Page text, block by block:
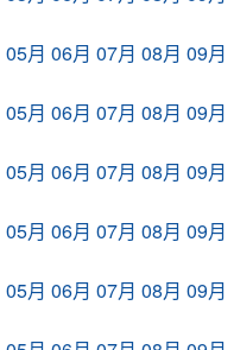
05月 06月 07月 08月 09月
05月 06月 07月 08月 09月
05月 06月 07月 08月 09月
05月 06月 07月 08月 09月
05月 06月 07月 08月 09月